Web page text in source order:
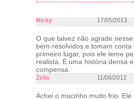
Nicky 17/05/2013
O que talvez não agrade
bem-resolvidos e tomam
primeiro lugar, pois ele teme
realista. É uma história densa
compensa.
Zelia 11/08/2012
Achei o mocinho muito frio.